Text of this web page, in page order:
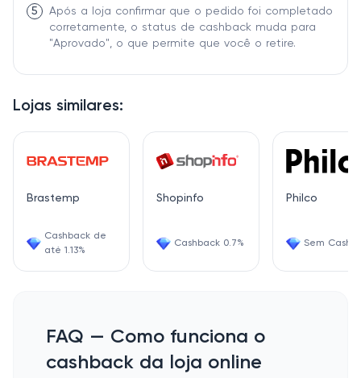
Lojas similares:
Brastemp
Cashback de
até 1.13%
Shopinfo
Cashback 0.7%
Philco
Sem
5
Após a loja confirmar que o pedido foi completado
corretamente, o status de cashback muda para
"Aprovado", o que permite que você o retire.
FAQ — Como funciona o
cashback da loja online